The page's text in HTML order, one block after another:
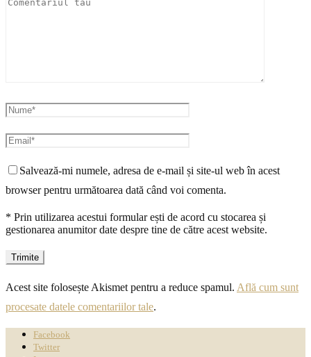
Salvează-mi numele, adresa de e-mail și site-ul web în acest
browser pentru următoarea dată când voi comenta.
* Prin utilizarea acestui formular ești de acord cu stocarea și
gestionarea anumitor date despre tine de către acest website.
Acest site folosește Akismet pentru a reduce spamul. Află cum sunt
procesate datele comentariilor tale.
Facebook
Twitter